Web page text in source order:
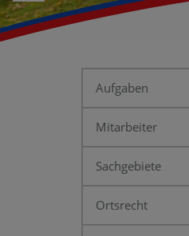
Aufgaben
Mitarbeiter
Sachgebiete
Ortsrecht